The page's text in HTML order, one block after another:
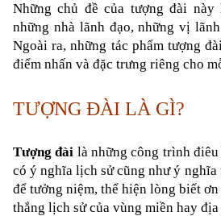
Những chủ đề của tượng đài này
những nhà lãnh đạo, những vị
Ngoài ra, những tác phẩm tượng
điểm nhấn và đặc trưng riêng cho
TƯỢNG ĐÀI LÀ GÌ?
Tượng đài là những công trình
có ý nghĩa lịch sử cũng như ý
để tưởng niệm, thể hiện lòng biết
thắng lịch sử của vùng miền hay